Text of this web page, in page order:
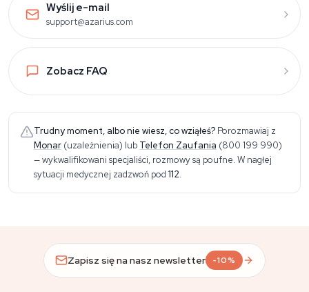
Wyślij e-mail
support@azarius.com
Zobacz FAQ
Trudny moment, albo nie wiesz, co wziąłeś? Porozmawiaj z
Monar (uzależnienia) lub Telefon Zaufania (800 199 990)
— wykwalifikowani specjaliści, rozmowy są poufne. W nagłej
sytuacji medycznej zadzwoń pod 112.
Zapisz się na nasz newsletter -10%